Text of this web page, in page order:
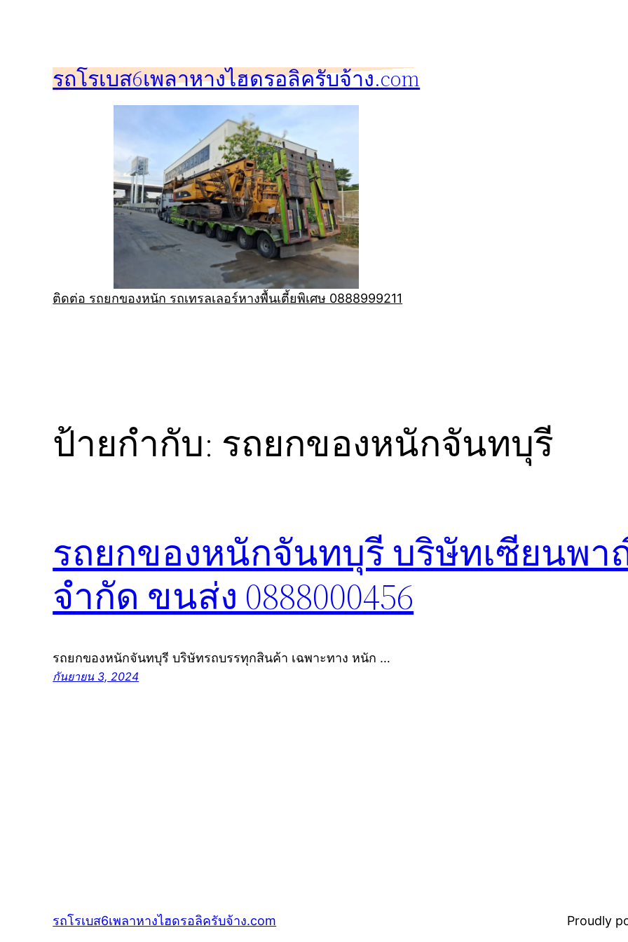
รถโรเบส6เพลาหางไฮดรอลิครับจ้าง.com
ติดต่อ รถยกของหนัก รถเทรลเลอร์หางพื้นเตี้ยพิเศษ 0888999211
ป้ายกำกับ: รถยกของหนักจันทบุรี
รถยกของหนักจันทบุรี บริษัทเซียนพ
จำกัด ขนส่ง 0888000456
รถยกของหนักจันทบุรี บริษัทรถบรรทุกสินค้า เฉพาะทาง หนัก …
กันยายน 3, 2024
รถโรเบส6เพลาหางไฮดรอลิครับจ้าง.com Proudly